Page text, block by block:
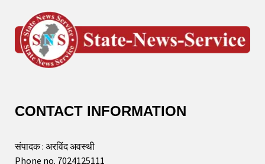
CONTACT INFORMATION
संपादक : अरविंद अवस्थी
Phone no. 7024125111